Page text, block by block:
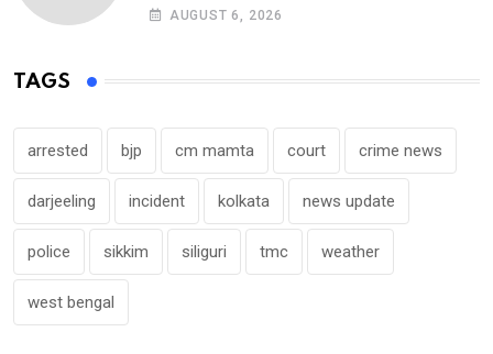
AUGUST 6, 2026
TAGS
arrested bjp cm mamta court crime news
darjeeling incident kolkata news update
police sikkim siliguri tmc weather
west bengal